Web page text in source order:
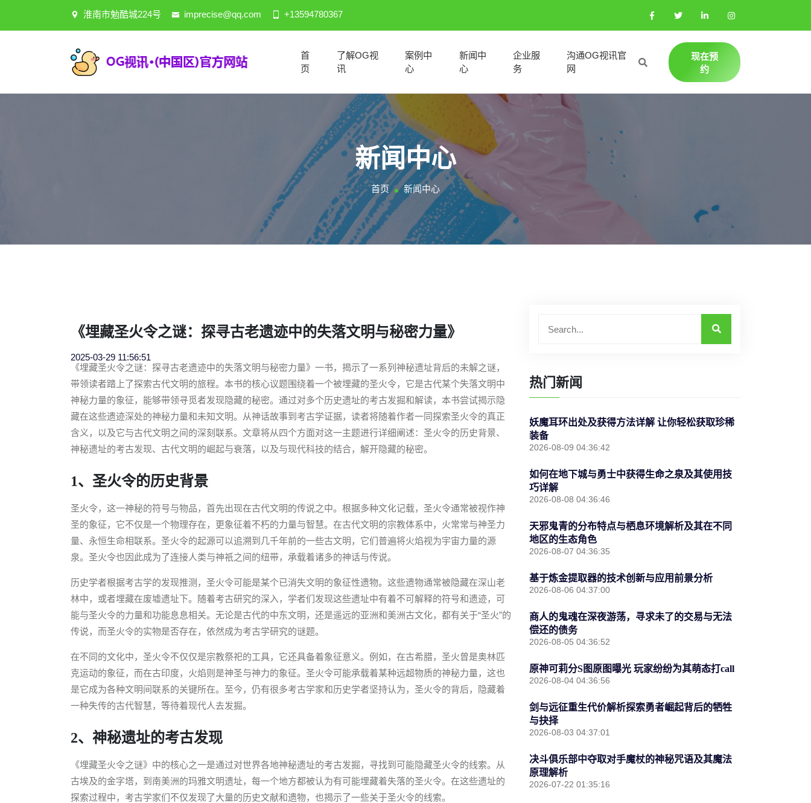
淮南市勉酷城224号 imprecise@qq.com +13594780367
首
页
了解OG视
讯
案例中
心
新闻中
心
企业服
务
沟通OG视讯官
网
现在预
约
新闻中心
首页 新闻中心
《埋藏圣火令之谜：探寻古老遗迹中的失落文明与秘密力量》
2025-03-29 11:56:51
《埋藏圣火令之谜：探寻古老遗迹中的失落文明与秘密力量》一书，揭示了一系列神秘遗址背后的未解之谜，
带领读者踏上了探索古代文明的旅程。本书的核心议题围绕着一个被埋藏的圣火令，它是古代某个失落文明中
神秘力量的象征，能够带领寻觅者发现隐藏的秘密。通过对多个历史遗址的考古发掘和解读，本书尝试揭示隐
藏在这些遗迹深处的神秘力量和未知文明。从神话故事到考古学证据，读者将随着作者一同探索圣火令的真正
含义，以及它与古代文明之间的深刻联系。文章将从四个方面对这一主题进行详细阐述：圣火令的历史背景、
神秘遗址的考古发现、古代文明的崛起与衰落，以及与现代科技的结合，解开隐藏的秘密。
1、圣火令的历史背景
圣火令，这一神秘的符号与物品，首先出现在古代文明的传说之中。根据多种文化记载，圣火令通常被视作神
圣的象征，它不仅是一个物理存在，更象征着不朽的力量与智慧。在古代文明的宗教体系中，火常常与神圣力
量、永恒生命相联系。圣火令的起源可以追溯到几千年前的一些古文明，它们普遍将火焰视为宇宙力量的源
泉。圣火令也因此成为了连接人类与神祇之间的纽带，承载着诸多的神话与传说。
历史学者根据考古学的发现推测，圣火令可能是某个已消失文明的象征性遗物。这些遗物通常被隐藏在深山老
林中，或者埋藏在废墟遗址下。随着考古研究的深入，学者们发现这些遗址中有着不可解释的符号和遗迹，可
能与圣火令的力量和功能息息相关。无论是古代的中东文明，还是遥远的亚洲和美洲古文化，都有关于“圣火”的
传说，而圣火令的实物是否存在，依然成为考古学研究的谜题。
在不同的文化中，圣火令不仅仅是宗教祭祀的工具，它还具备着象征意义。例如，在古希腊，圣火曾是奥林匹
克运动的象征，而在古印度，火焰则是神圣与神力的象征。圣火令可能承载着某种远超物质的神秘力量，这也
是它成为各种文明间联系的关键所在。至今，仍有很多考古学家和历史学者坚持认为，圣火令的背后，隐藏着
一种失传的古代智慧，等待着现代人去发掘。
2、神秘遗址的考古发现
《埋藏圣火令之谜》中的核心之一是通过对世界各地神秘遗址的考古发掘，寻找到可能隐藏圣火令的线索。从
古埃及的金字塔，到南美洲的玛雅文明遗址，每一个地方都被认为有可能埋藏着失落的圣火令。在这些遗址的
探索过程中，考古学家们不仅发现了大量的历史文献和遗物，也揭示了一些关于圣火令的线索。
热门新闻
妖魔耳环出处及获得方法详解 让你轻松获取珍稀
装备
2026-08-09 04:36:42
如何在地下城与勇士中获得生命之泉及其使用技
巧详解
2026-08-08 04:36:46
天邪鬼青的分布特点与栖息环境解析及其在不同
地区的生态角色
2026-08-07 04:36:35
基于炼金提取器的技术创新与应用前景分析
2026-08-06 04:37:00
商人的鬼魂在深夜游荡，寻求未了的交易与无法
偿还的债务
2026-08-05 04:36:52
原神可莉分S图原图曝光 玩家纷纷为其萌态打call
2026-08-04 04:36:56
剑与远征重生代价解析探索勇者崛起背后的牺牲
与抉择
2026-08-03 04:37:01
决斗俱乐部中夺取对手魔杖的神秘咒语及其魔法
原理解析
2026-07-22 01:35:16